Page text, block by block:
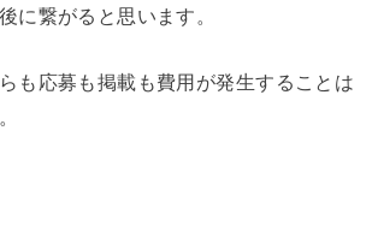
に繋がると思います。
も応募も掲載も費用が発生することは